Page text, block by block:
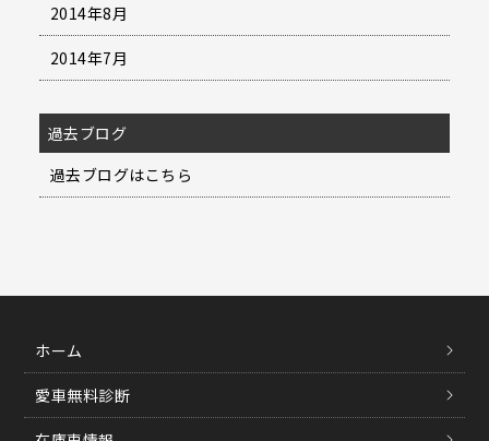
2014年8月
2014年7月
過去ブログ
過去ブログはこちら
ホーム
愛車無料診断